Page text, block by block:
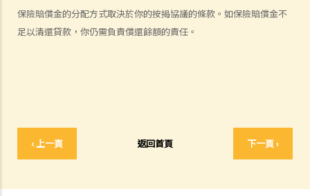
保險賠償金的分配方式取決於你的按揭協議的條款。如保險賠償金不
足以清還貸款，你仍需負責償還餘額的責任。
‹ 上一頁 返回首頁 下一頁 ›
何謂「人身傷害」？
我受傷後，何時可提出申索？
3. 申索陳述書
4. 損害賠償陳述書
6. 證明書（收費安排）